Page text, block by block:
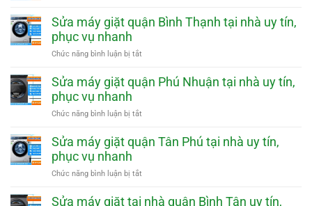
máy
giặt
uy
tín,
Sửa máy giặt quận Bình Thạnh tại nhà uy tín,
phục vụ nhanh
Chức năng bình luận bị tắt
máy
giặt
tại
nhà
Sửa máy giặt quận Phú Nhuận tại nhà uy tín,
phục vụ nhanh
Chức năng bình luận bị tắt
máy
giặt
Sửa máy giặt quận Tân Phú tại nhà uy tín,
phục vụ nhanh
Chức năng bình luận bị tắt
máy
Sửa máy giặt tại nhà quận Bình Tân uy tín,